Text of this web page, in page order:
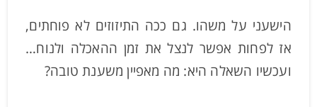
הישעני על משהו. גם ככה התיזוזים לא פוחתים,
אז לפחות אפשר לנצל את זמן ההאכלה ולנוח…
ועכשיו השאלה היא: מה מאפיין משענת טובה?